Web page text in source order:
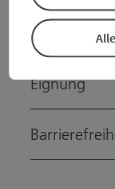
Preise
Eignung